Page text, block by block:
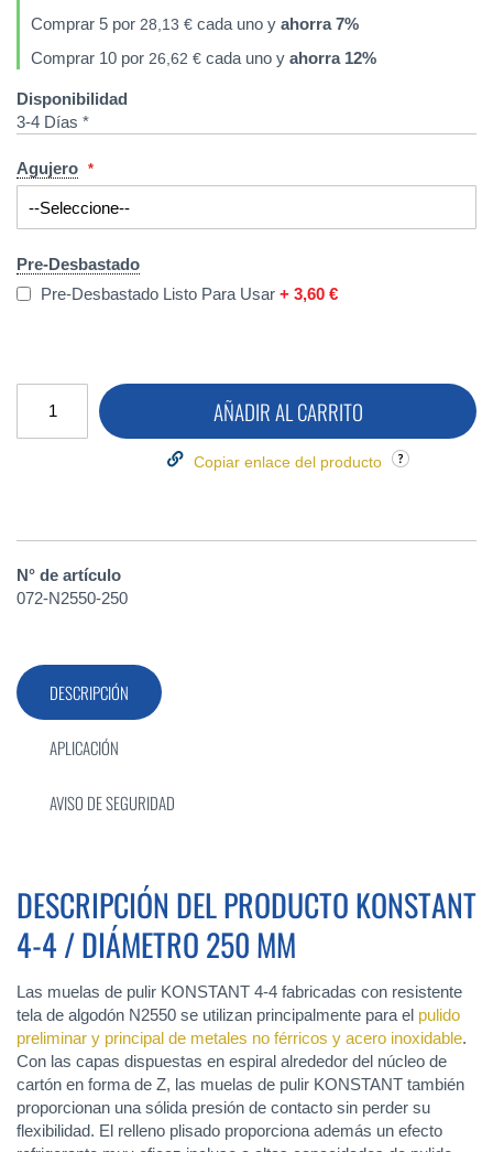
Comprar 5 por 28,13 € cada uno y ahorra7%
Comprar 10 por 26,62 € cada uno y ahorra 12%
Disponibilidad
3-4 Días *
Agujero
Pre-Desbastado
Pre-Desbastado Listo Para Usar+3,60 €
AÑADIR AL CARRITO
Copiar enlace del producto
N° de artículo
072-N2550-250
DESCRIPCIÓN
DESCRIPCIÓN DEL PRODUCTO KONSTANT
4-4 / DIÁMETRO 250 MM
Las muelas de pulir KONSTANT 4-4 fabricadas con resistente
tela de algodón N2550 se utilizan principalmente para el pulido
preliminar y principal de metales no férricos y acero inoxidable.
Con las capas dispuestas en espiral alrededor del núcleo de
cartón en forma de Z, las muelas de pulir KONSTANT también
proporcionan una sólida presión de contacto sin perder su
flexibilidad. El relleno plisado proporciona además un efecto
APLICACIÓN
AVISO DE SEGURIDAD